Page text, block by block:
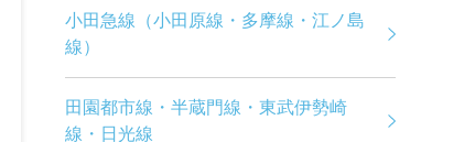
小田急線（小田原線・多摩線・江ノ島
線）
田園都市線・半蔵門線・東武伊勢崎
線・日光線